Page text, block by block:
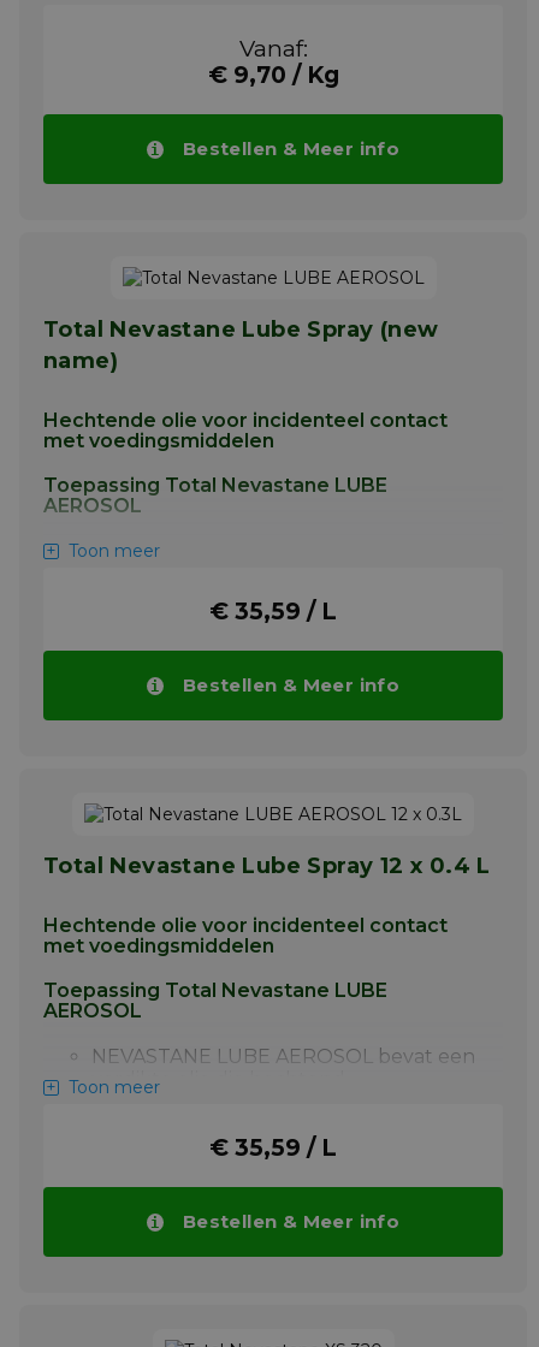
gevaar bestaat voor wegwassen van het
TOTAL NEVASTANE XS 320 wordt
aanbevolen voor de smering van
korrelpersen (KAHL, Promil, Stolz, CPM,
UMT…) in voedings- en suikerindustrie.
Vanaf:
€ 9,70 / Kg
Bestellen & Meer info
Total Nevastane Lube Spray (new
name)
Hechtende olie voor incidenteel contact
met voedingsmiddelen
Toepassing Total Nevastane LUBE
AEROSOL
NEVASTANE LUBE AEROSOL bevat een
doorschijnend en een hoog
zuiverheidsniveau heeft.
NEVASTANE LUBE AEROSOL wordt
aanbevolen voor de smering van talloze
zware toepassingen in de
(voedselverwerkende) industrie.
temperatuurbereik (-20 °C tot +150 °C ):
algemeen onderhoud, lopende
Toon meer
€ 35,59 / L
Bestellen & Meer info
Total Nevastane Lube Spray 12 x 0.4 L
Hechtende olie voor incidenteel contact
met voedingsmiddelen
Toepassing Total Nevastane LUBE
AEROSOL
NEVASTANE LUBE AEROSOL bevat een
verdikte olie die hechtend,
NEVASTANE LUBE AEROSOL wordt
aanbevolen voor de smering van talloze
(voedselverwerkende) industrie.
NEVASTANE LUBE AEROSOL heeft veel
Toon meer
€ 35,59 / L
Bestellen & Meer info